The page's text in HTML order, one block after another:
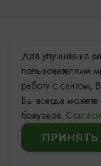
Контакты
+7
8 (800)
Для улучшения
пользователями
работу с сайтом,
Вы всегда
браузера.
ПРИНЯТЬ